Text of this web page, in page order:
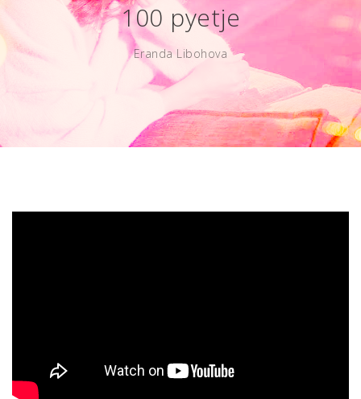
100 pyetje
Eranda Libohova